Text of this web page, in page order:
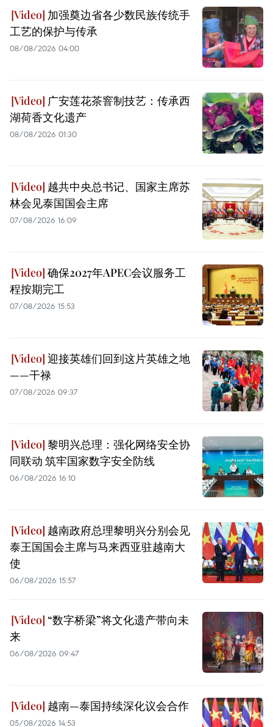
加强奠边省各少数民族传统手
工艺的保护与传承
08/08/2026 04:00
广安莲花茶窨制技艺：传承西
湖荷香文化遗产
08/08/2026 01:30
越共中央总书记、国家主席苏
林会见泰国国会主席
07/08/2026 16:09
确保2027年APEC会议服务工
程按期完工
07/08/2026 15:53
迎接英雄们回到这片英雄之地
——干禄
07/08/2026 09:37
黎明兴总理：强化网络安全协
同联动 筑牢国家数字安全防线
06/08/2026 16:10
越南政府总理黎明兴分别会见
泰王国国会主席与马来西亚驻越南大
使
06/08/2026 15:57
“数字桥梁”将文化遗产带向未
来
06/08/2026 09:47
越南—泰国持续深化议会合作
05/08/2026 14:53